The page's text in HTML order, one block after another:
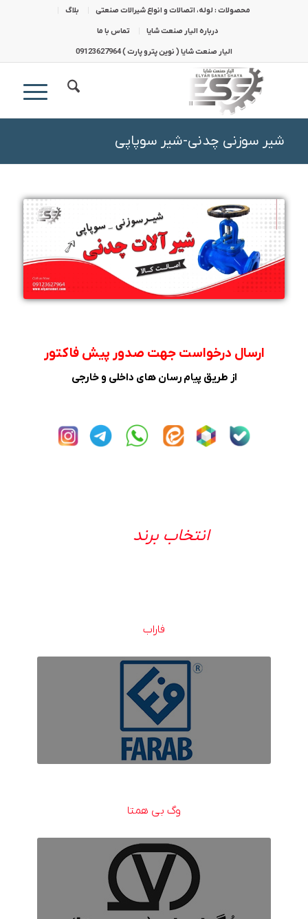
محصولات : لوله، اتصالات و انواع شیرالات صنعتی بلاگ
درباره الیار صنعت شایا تماس با ما
الیار صنعت شایا ( نوین پترو پارت ) 09123627964
شیر سوزنی چدنی-شیر سوپاپی
ارسال درخواست جهت صدور پیش فاکتور
از طریق پیام رسان های داخلی و خارجی
انتخاب برند
فاراب
وگ بی همتا